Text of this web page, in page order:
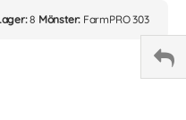
8 Mönster: FarmPRO 303